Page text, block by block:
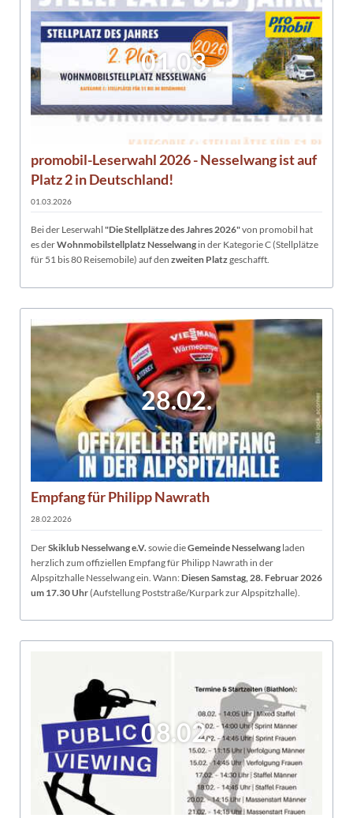
01.03.
promobil-Leserwahl 2026 - Nesselwang ist auf
Platz 2 in Deutschland!
01.03.2026
Bei der Leserwahl "Die Stellplätze des Jahres 2026"von promobil hat
es derWohnmobilstellplatz Nesselwang in der Kategorie C (Stellplätze
für 51 bis 80 Reisemobile) auf den zweiten Platzgeschafft.
28.02.
Empfang für Philipp Nawrath
28.02.2026
DerSkiklub Nesselwang e.V. sowie dieGemeinde Nesselwang laden
herzlich zum offiziellen Empfang für Philipp Nawrath in der
Alpspitzhalle Nesselwang ein. Wann: Diesen Samstag, 28. Februar 2026
um 17.30 Uhr(Aufstellung Poststraße/Kurpark zur Alpspitzhalle).
08.02.